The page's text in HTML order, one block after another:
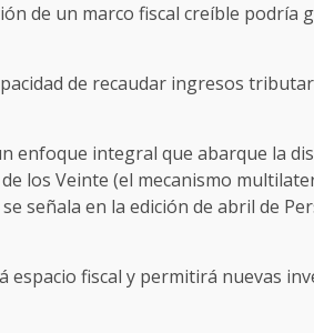
de un marco fiscal creíble
de recaudar ingresos
enfoque integral que abarque la
los Veinte (el mecanismo
señala en la edición de abril de
fiscal y permitirá nuevas